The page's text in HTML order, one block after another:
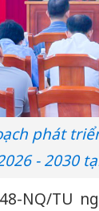
phát
- 2030
NQ/TU